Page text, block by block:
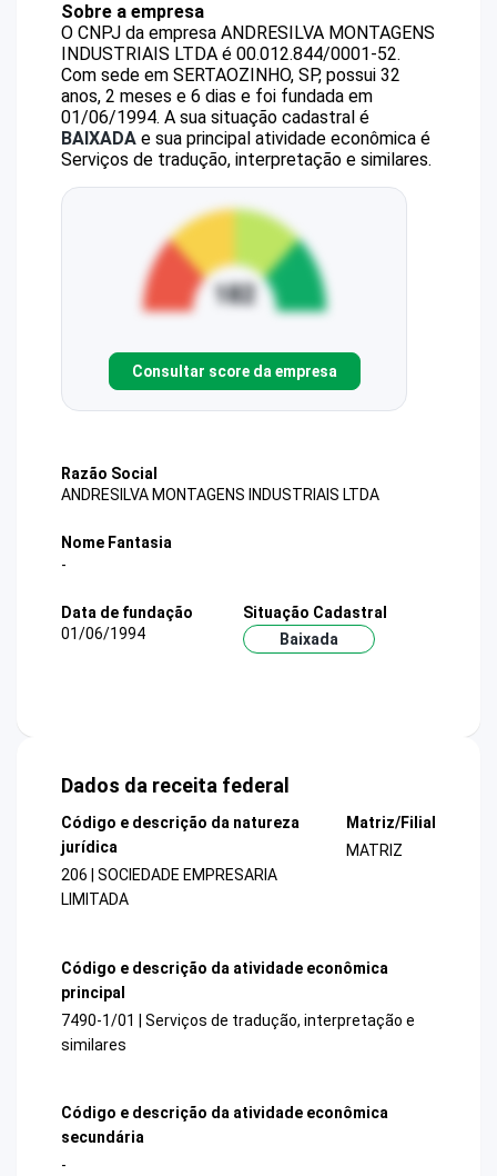
Sobre a empresa
O CNPJ da empresa ANDRESILVA MONTAGENS
INDUSTRIAIS LTDA é 00.012.844/0001-52.
Com sede em SERTAOZINHO, SP, possui 32
anos, 2 meses e 6 dias e foi fundada em
01/06/1994. A sua situação cadastral é
BAIXADA e sua principal atividade econômica é
Serviços de tradução, interpretação e similares.
Consultar score da empresa
Razão Social
ANDRESILVA MONTAGENS INDUSTRIAIS LTDA
Nome Fantasia
-
Data de fundação
01/06/1994
Situação Cadastral
Baixada
Dados da receita federal
Código e descrição da natureza
jurídica
206 | SOCIEDADE EMPRESARIA
LIMITADA
Matriz/Filial
MATRIZ
Código e descrição da atividade econômica
principal
7490-1/01 | Serviços de tradução, interpretação e
similares
Código e descrição da atividade econômica
secundária
-